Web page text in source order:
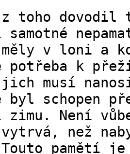
toho dovodil
měly v loni a
potřeba k
musí
byl schopen
Není
než
pamětí